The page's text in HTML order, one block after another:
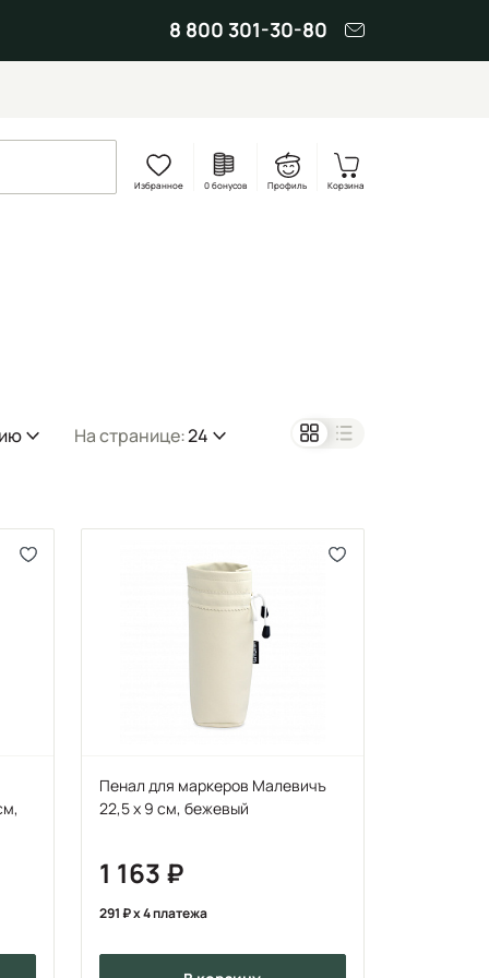
8 800 301-30-80
Избранное 0 бонусов Профиль Корзина
На странице:24
Пенал для маркеров Малевичъ
22,5 х 9 см, бежевый
1 163
291 x 4 платежа